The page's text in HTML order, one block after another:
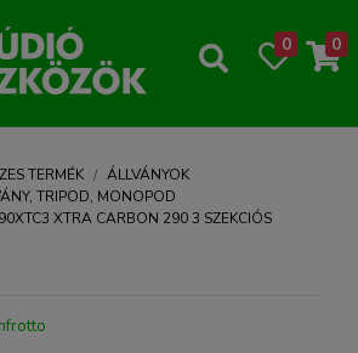
0 0
TERMÉK
ÁLLVÁNYOK
TRIPOD, MONOPOD
XTRA CARBON 290 3 SZEKCIÓS